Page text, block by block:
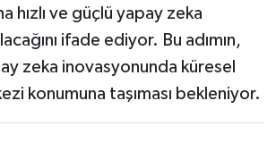
hızlı ve güçlü yapay zeka
ifade ediyor. Bu adımın,
zeka inovasyonunda küresel
konumuna taşıması bekleniyor.